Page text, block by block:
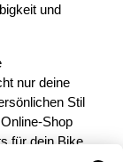
und
nur deine
Stil
Shop
für dein Bike.